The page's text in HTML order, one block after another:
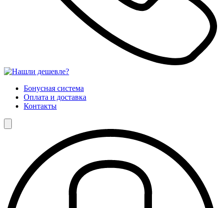
Бонусная система
Оплата и доставка
Контакты